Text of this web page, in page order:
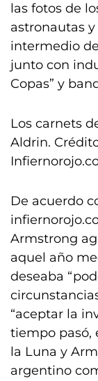
las fotos de
astronautas
intermedio
junto con
Copas” y
Los carnets
Aldrin.
De acuerdo
Armstrong
aquel año
deseaba
“aceptar la
tiempo pasó,
la Luna y
argentino